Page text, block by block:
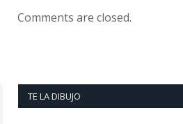
Comments are closed.
TE LA DIBUJO